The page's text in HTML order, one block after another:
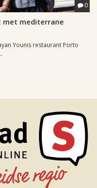
0
met mediterrane
Younis restaurant Porto